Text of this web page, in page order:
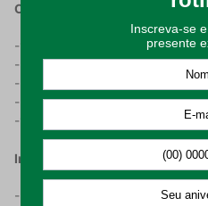
Características do Produto:
-100% viscose, para maior
-Possui gramatura de 130g/m²;
-Estamparia digital, Wild Life;
-Produto multiuso;
-100 x 150 centímetros de
Instruções de Uso e
-Lave a peça separadamente